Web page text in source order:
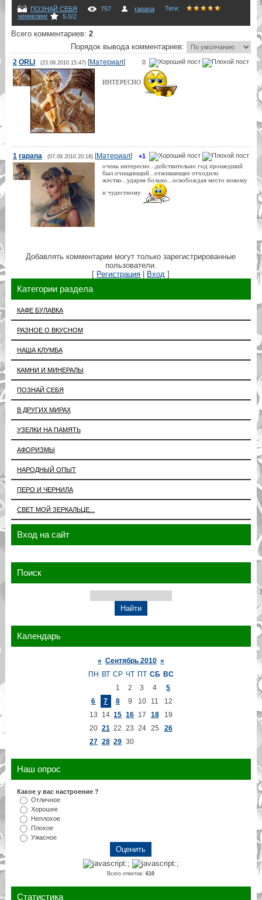
ПОЗНАЙ СЕБЯ 757 rapana Теги:
ченнелинг
5.0/2
Всего комментариев: 2
Порядок вывода комментариев:
0
2 ORLI (23.09.2010 15:47)[Материал]
ИНТЕРЕСНО
+1
1 rapana (07.09.2010 20:18)[Материал]
очень интересно...действительно год прошедший
был очищающий...отживающее отходило
жестко...ударяя больно...освобождая место новому
и чудестному
Добавлять комментарии могут только зарегистрированные
пользователи.
[ Регистрация | Вход ]
Категории раздела
КАФЕ БУЛАВКА
РАЗНОЕ О ВКУСНОМ
НАША КЛУМБА
КАМНИ И МИНЕРАЛЫ
ПОЗНАЙ СЕБЯ
В ДРУГИХ МИРАХ
УЗЕЛКИ НА ПАМЯТЬ
АФОРИЗМЫ
НАРОДНЫЙ ОПЫТ
ПЕРО И ЧЕРНИЛА
СВЕТ МОЙ ЗЕРКАЛЬЦЕ...
Вход на сайт
Поиск
Календарь
« Сентябрь 2010 »
ПН ВТ СР ЧТ ПТ СБ ВС
1
2 3 4
5
6
7 8 9 10 11
12
13
14 15 16 17 18
19
20 21 22 23 24 25
26
27 28 29 30
Наш опрос
Какое у вас настроение ?
Отличное
Хорошее
Неплохое
Плохое
Ужасное
Всего ответов:610
Статистика